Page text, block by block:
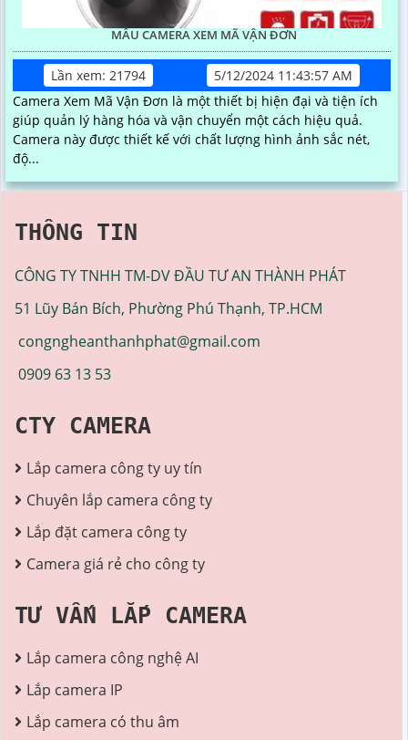
MẪU CAMERA XEM MÃ VẬN ĐƠN
Lần xem: 21794
5/12/2024 11:43:57 AM
Camera Xem Mã Vận Đơn là một thiết bị hiện đại và tiện ích
giúp quản lý hàng hóa và vận chuyển một cách hiệu quả.
Camera này được thiết kế với chất lượng hình ảnh sắc nét,
độ...
THÔNG TIN
CÔNG TY TNHH TM-DV ĐẦU TƯ AN THÀNH PHÁT
51 Lũy Bán Bích, Phường Phú Thạnh, TP.HCM
congngheanthanhphat@gmail.com
0909 63 13 53
CTY CAMERA
Lắp camera công ty uy tín
Chuyên lắp camera công ty
Lắp đặt camera công ty
Camera giá rẻ cho công ty
TƯ VẤN LẮP CAMERA
Lắp camera công nghệ AI
Lắp camera IP
Lắp camera có thu âm